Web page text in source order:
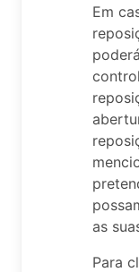
Em
as
Para